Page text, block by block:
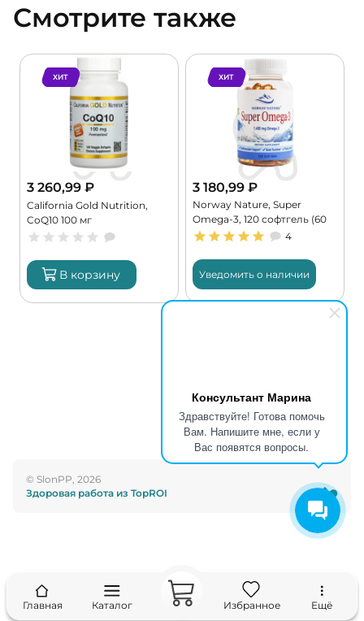
Консультант Марина
Здравствуйте! Готова помочь
Вам. Напишите мне, если у
Вас появятся вопросы.
Смотрите также
ХИТ
3 260,99 ₽
California Gold Nutrition,
CoQ10 100 мг
В корзину
ХИТ
3 180,99 ₽
Norway Nature, Super
Omega-3, 120 софтгель (60
порций)
4
Уведомить о наличии
© SlonPP, 2026
Здоровая работа из TopROI
Главная Каталог Избранное Ещё